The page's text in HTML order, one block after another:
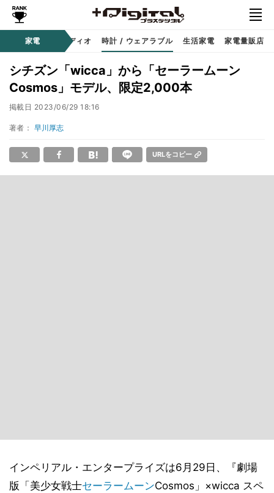
家電
サウンド / オーディオ 時計 / ウェアラブル 生活家電 家電量販店
シチズン「wicca」から「セーラームーン
Cosmos」モデル、限定2,000本
掲載日 2023/06/29 18:16
著者： 早川厚志
URLをコピー
インペリアル・エンタープライズは6月29日、『劇場
版「美少女戦士セーラームーンCosmos」×wicca スペ